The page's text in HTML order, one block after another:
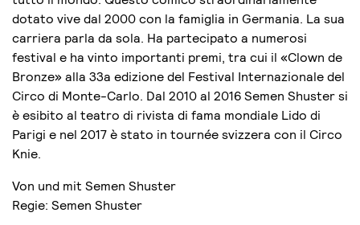
dotato vive dal 2000 con la famiglia in Germania. La sua
carriera parla da sola. Ha partecipato a numerosi
festival e ha vinto importanti premi, tra cui il «Clown de
Bronze» alla 33a edizione del Festival Internazionale del
Circo di Monte-Carlo. Dal 2010 al 2016 Semen Shuster si
è esibito al teatro di rivista di fama mondiale Lido di
Parigi e nel 2017 è stato in tournée svizzera con il Circo
Knie.
Von und mit Semen Shuster
Regie: Semen Shuster